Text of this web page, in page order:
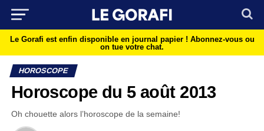
Le Gorafi est enfin disponible en journal papier ! Abonnez-vous ou
on tue votre chat.
HOROSCOPE
Horoscope du 5 août 2013
Oh chouette alors l’horoscope de la semaine!